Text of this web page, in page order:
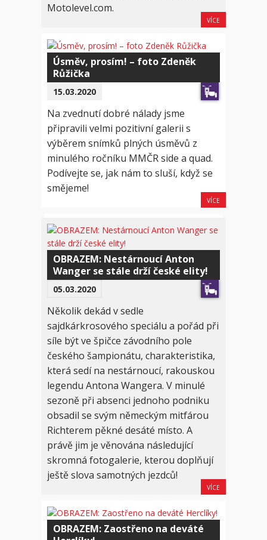
Motolevel.com.
VÍCE
Úsměv, prosím! – foto Zdeněk
Růžička
15.03.2020
Na zvednutí dobré nálady jsme
připravili velmi pozitivní galerii s
výběrem snímků plných úsměvů z
minulého ročníku MMČR side a quad.
Podívejte se, jak nám to sluší, když se
smějeme!
VÍCE
OBRAZEM: Nestárnoucí Anton
Wanger se stále drží české elity!
05.03.2020
Několik dekád v sedle
sajdkárkrosového speciálu a pořád při
síle být ve špičce závodního pole
českého šampionátu, charakteristika,
která sedí na nestárnoucí, rakouskou
legendu Antona Wangera. V minulé
sezoně při absenci jednoho podniku
obsadil se svým německým mitfárou
Richterem pěkné desáté místo. A
právě jim je věnována následující
skromná fotogalerie, kterou doplňují
ještě slova samotných jezdců!
VÍCE
OBRAZEM: Zaostřeno na deváté